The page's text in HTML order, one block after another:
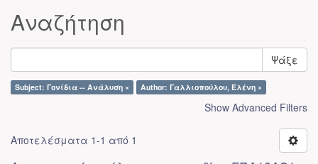
Αναζήτηση
Ψάξε
Subject: Γονίδια -- Ανάλυση × Author: Γαλλιοπούλου, Ελένη ×
Show Advanced Filters
Αποτελέσματα 1-1 από 1